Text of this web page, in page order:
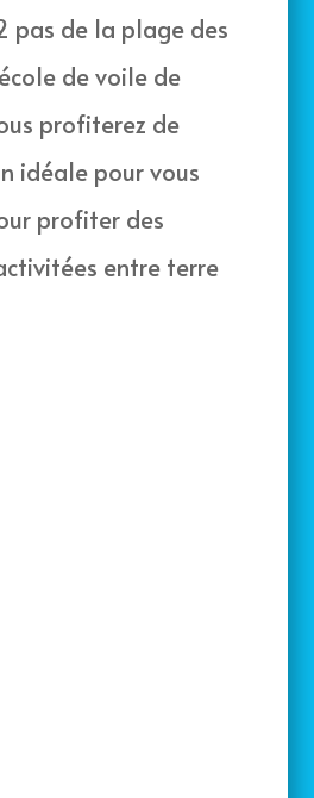
pas de la plage des
de voile de
profiterez de
idéale pour vous
profiter des
entre terre